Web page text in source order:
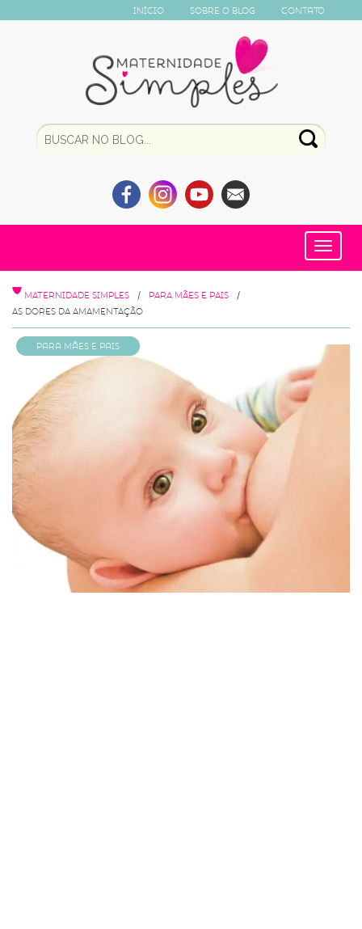
Início Sobre o Blog Contato
Toggle
MATERNIDADE SIMPLES
PARA MÃES E PAIS
AS DORES DA AMAMENTAÇÃO
Para Mães e Pais